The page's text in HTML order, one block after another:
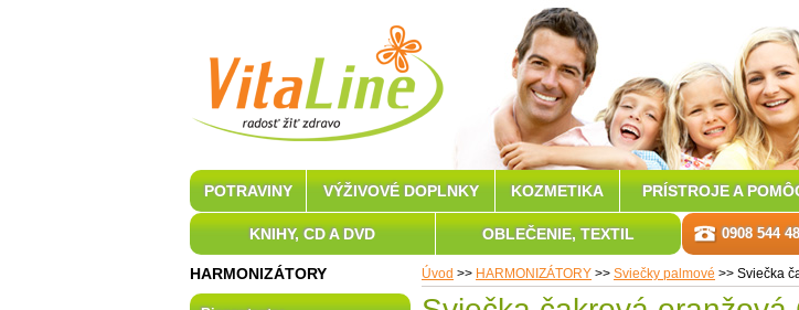
Úvod >> HARMONIZÁTORY >> Sviečky palmové >> Sviečka
HARMONIZÁTORY
POTRAVINY VÝŽIVOVÉ DOPLNKY KOZMETIKA PRÍSTROJE A
KNIHY, CD A DVD OBLEČENIE, TEXTIL 0908 544